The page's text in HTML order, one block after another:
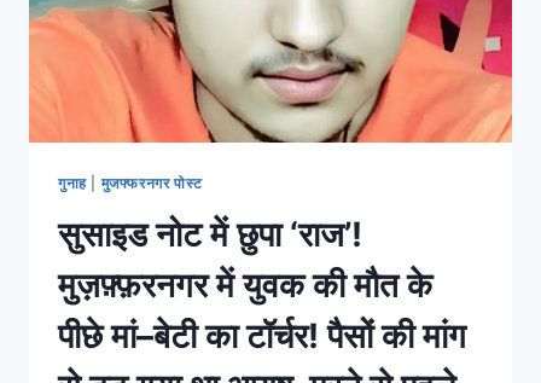
गुनाह| मुजफ्फरनगर पोस्ट
सुसाइड नोट में छुपा ‘राज’!
मुज़फ़्फ़रनगर में युवक की मौत के
पीछे मां–बेटी का टॉर्चर! पैसों की मांग